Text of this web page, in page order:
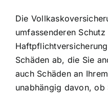
Die
umfassenderen Schutz
Schäden ab, die Sie
auch Schäden an
unabhängig davon, ob